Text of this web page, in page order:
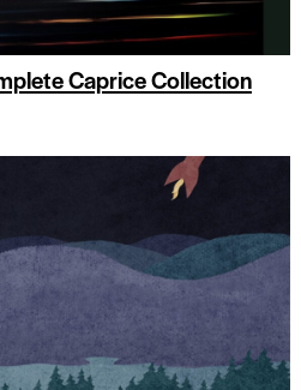
Caprice Collection